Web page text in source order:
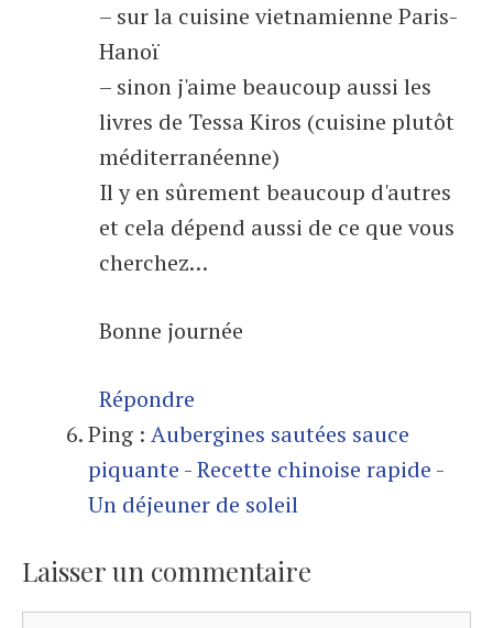
– sur la cuisine vietnamienne Paris-
Hanoï
– sinon j'aime beaucoup aussi les
livres de Tessa Kiros (cuisine plutôt
méditerranéenne)
Il y en sûrement beaucoup d'autres
et cela dépend aussi de ce que vous
cherchez…
Bonne journée
Répondre
Ping : Aubergines sautées sauce
piquante - Recette chinoise rapide -
Un déjeuner de soleil
Laisser un commentaire